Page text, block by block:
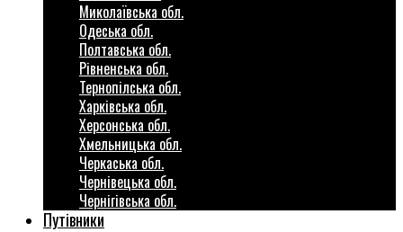
Миколаївська обл.
Одеська обл.
Полтавська обл.
Рівненська обл.
Тернопілська обл.
Харківська обл.
Херсонська обл.
Хмельницька обл.
Черкаська обл.
Чернівецька обл.
Чернігівська обл.
Путівники